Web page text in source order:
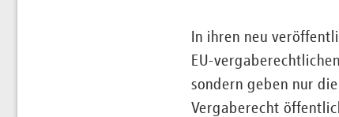
In ihren neu
EU-
sondern geben nur
Vergaberecht